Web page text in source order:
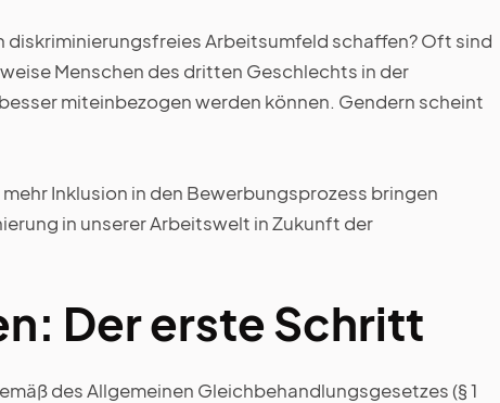
diskriminierungsfreies Arbeitsumfeld schaffen? Oft sind
Menschen des dritten Geschlechts in der
miteinbezogen werden können. Gendern scheint
Inklusion in den Bewerbungsprozess bringen
in unserer Arbeitswelt in Zukunft der
Der erste Schritt
des Allgemeinen Gleichbehandlungsgesetzes (§ 1